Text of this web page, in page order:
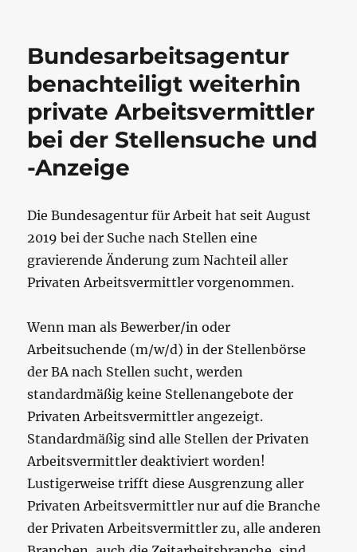
Bundesarbeitsagentur
benachteiligt weiterhin
private Arbeitsvermittler
bei der Stellensuche und
-Anzeige
Die Bundesagentur für Arbeit hat seit August
2019 bei der Suche nach Stellen eine
gravierende Änderung zum Nachteil aller
Privaten Arbeitsvermittler vorgenommen.
Wenn man als Bewerber/in oder
Arbeitsuchende (m/w/d) in der Stellenbörse
der BA nach Stellen sucht, werden
standardmäßig keine Stellenangebote der
Privaten Arbeitsvermittler angezeigt.
Standardmäßig sind alle Stellen der Privaten
Arbeitsvermittler deaktiviert worden!
Lustigerweise trifft diese Ausgrenzung aller
Privaten Arbeitsvermittler nur auf die Branche
der Privaten Arbeitsvermittler zu, alle anderen